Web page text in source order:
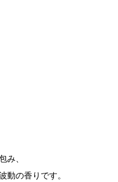
、
動の香りです。